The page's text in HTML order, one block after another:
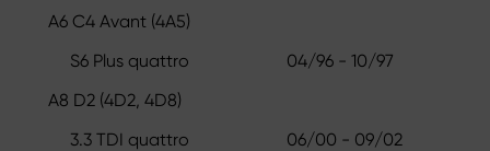
A6 C4 Avant (4A5)
S6 Plus quattro
04/96 - 10/97
A8 D2 (4D2, 4D8)
3.3 TDI quattro
06/00 - 09/02